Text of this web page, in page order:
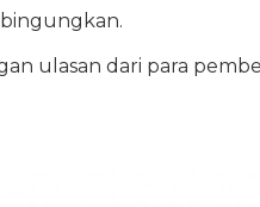
ulasan dari para